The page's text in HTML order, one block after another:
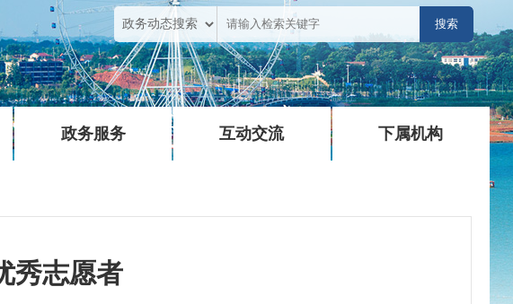
政务服务
|
互动交流
|
下属机构
秀志愿者